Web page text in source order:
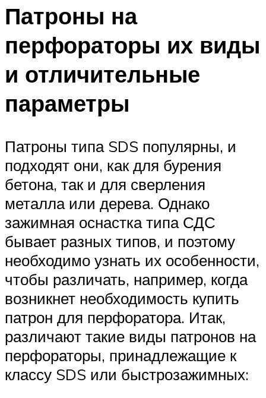
Патроны на
перфораторы их виды
и отличительные
параметры
Патроны типа SDS популярны, и
подходят они, как для бурения
бетона, так и для сверления
металла или дерева. Однако
зажимная оснастка типа СДС
бывает разных типов, и поэтому
необходимо узнать их особенности,
чтобы различать, например, когда
возникнет необходимость купить
патрон для перфоратора. Итак,
различают такие виды патронов на
перфораторы, принадлежащие к
классу SDS или быстрозажимных: